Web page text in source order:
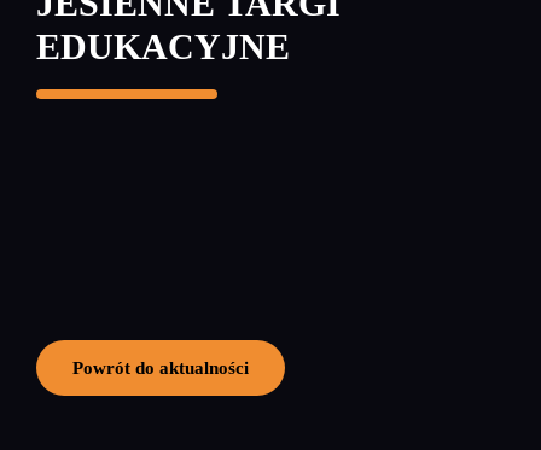
EDUKACYJNE
Powrót do aktualności